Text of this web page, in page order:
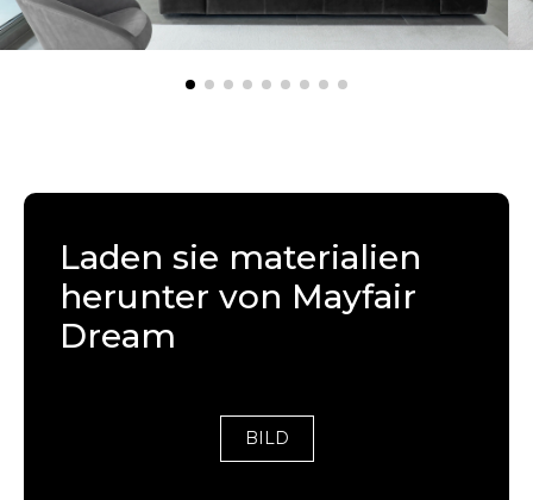
Laden sie materialien
herunter von Mayfair
Dream
BILD